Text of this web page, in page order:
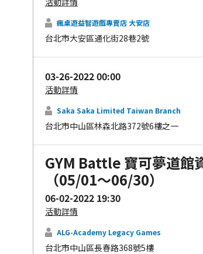
瘋桌遊益智遊戲專賣店 大安店
台北市大安區通化街28巷2號
03-26-2022 00:00
活動詳情
Saka Saka Limited Taiwan Branch
台北市中山區林森北路372號6樓之一
GYM Battle 寶可夢道館
（05/01～06/30）
06-02-2022 19:30
活動詳情
ALG-Academy Legacy Games
台北市中山區長春路368號5樓